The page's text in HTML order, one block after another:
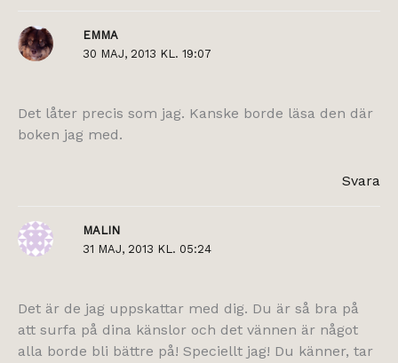
EMMA
30 MAJ, 2013 KL. 19:07
Det låter precis som jag. Kanske borde läsa den där
boken jag med.
Svara
MALIN
31 MAJ, 2013 KL. 05:24
Det är de jag uppskattar med dig. Du är så bra på
att surfa på dina känslor och det vännen är något
alla borde bli bättre på! Speciellt jag! Du känner, tar